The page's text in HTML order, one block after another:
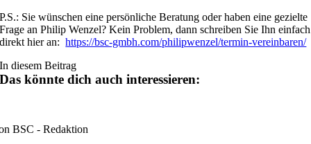
P.S.: Sie wünschen eine persönliche Beratung oder haben eine gezielte
Frage an Philip Wenzel? Kein Problem, dann schreiben Sie Ihn einfach
direkt hier an:https://bsc-gmbh.com/philipwenzel/termin-vereinbaren/
In diesem Beitrag
Das könnte dich auch interessieren:
BSC - Redaktion